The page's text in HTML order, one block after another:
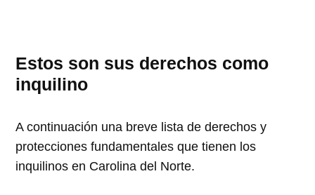
Estos son sus derechos como
inquilino
A continuación una breve lista de derechos y
protecciones fundamentales que tienen los
inquilinos en Carolina del Norte.